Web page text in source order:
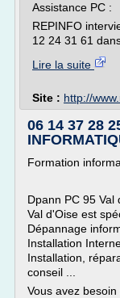
Assistance PC :
REPINFO
12 24 31 61 dans
Lire la suite
Site : http://
06 14 37 28
Formation
Dpann PC 95
Val d'Oise est
Dépannage
Installation
Installation,
conseil ...
Vous avez